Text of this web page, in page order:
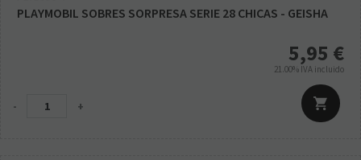
PLAYMOBIL SOBRES SORPRESA SERIE 28 CHICAS - GEISHA
5,95 €
21.00% IVA incluido
- +